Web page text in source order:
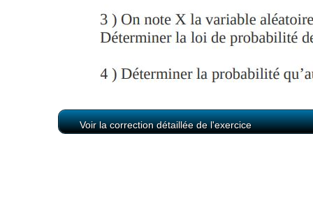
Voir la correction détaillée de l'exercice